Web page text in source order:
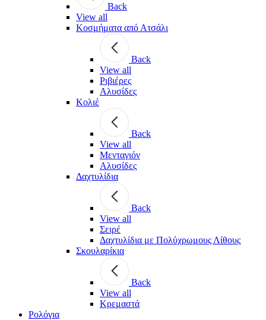
Back
View all
Κοσμήματα από Ατσάλι
Back
View all
Ριβιέρες
Αλυσίδες
Κολιέ
Back
View all
Μενταγιόν
Αλυσίδες
Δαχτυλίδια
Back
View all
Σειρέ
Δαχτυλίδια με Πολύχρωμους Λίθους
Σκουλαρίκια
Back
View all
Κρεμαστά
Ρολόγια